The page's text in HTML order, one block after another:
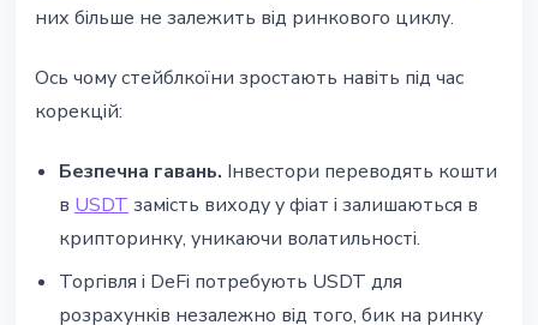
них більше не залежить від ринкового циклу.
Ось чому стейблкоїни зростають навіть під час
корекцій:
Безпечна гавань. Інвестори переводять кошти
в USDT замість виходу у фіат і залишаються в
крипторинку, уникаючи волатильності.
Торгівля і DeFi потребують USDT для
розрахунків незалежно від того, бик на ринку